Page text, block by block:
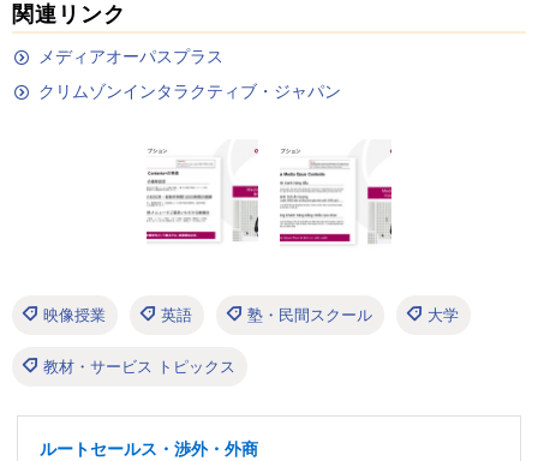
関連リンク
メディアオーパスプラス
クリムゾンインタラクティブ・ジャパン
映像授業 英語 塾・民間スクール 大学
教材・サービス トピックス
ルートセールス・渉外・外商